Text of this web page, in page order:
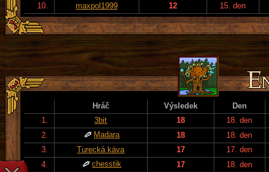
10.
maxpol1999 12 15. den
Hráč Výsledek
Den
1.
3bit 18
18. den
2.
Madara 18
18. den
3.
Turecká káva 17
17. den
4.
chesstik 17
18. den